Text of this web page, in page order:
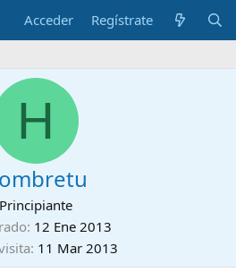
Acceder Regístrate
H
Principiante
12 Ene 2013
11 Mar 2013